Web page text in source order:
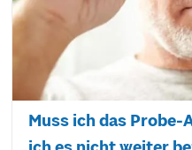
Muss ich das